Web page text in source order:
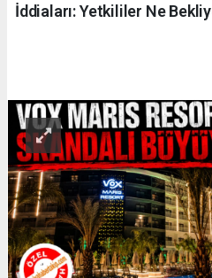
İddiaları: Yetkililer Ne